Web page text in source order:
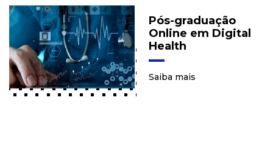
Pós-graduação
Online em Digital
Health
Saiba mais